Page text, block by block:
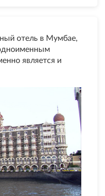
отель в Мумбае,
является и